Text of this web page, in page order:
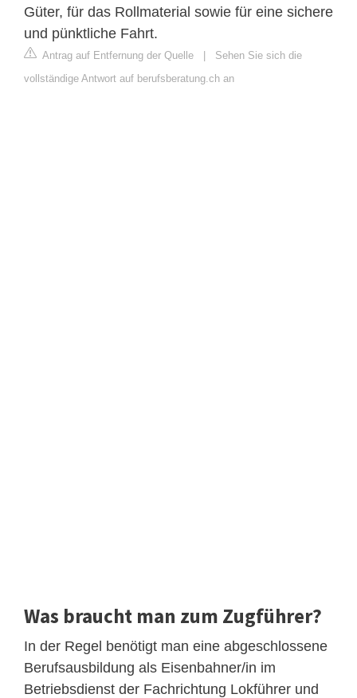
Güter, für das Rollmaterial sowie für eine sichere
und pünktliche Fahrt.
Antrag auf Entfernung der Quelle | Sehen Sie sich die
vollständige Antwort auf berufsberatung.ch an
Was braucht man zum Zugführer?
In der Regel benötigt man eine abgeschlossene
Berufsausbildung als Eisenbahner/in im
Betriebsdienst der Fachrichtung Lokführer und